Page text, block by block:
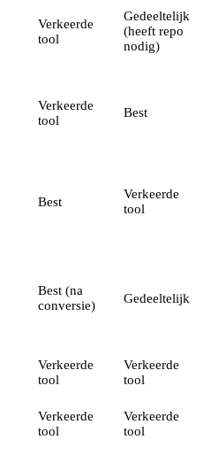
Verkeerde
tool
Gedeeltelijk
(heeft repo
nodig)
Verkeerde
tool
Best
Best
Verkeerde
tool
Best (na
conversie)
Gedeeltelijk
Verkeerde
tool
Verkeerde
tool
Verkeerde
tool
Verkeerde
tool